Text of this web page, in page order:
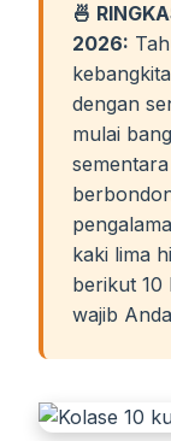
🍜
2026:
dengan
mulai
kaki lima
berikut 10
wajib